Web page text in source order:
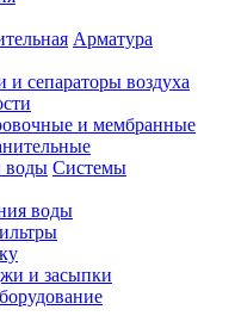
Арматура
и сепараторы воздуха
и мембранные
Системы
воды
и засыпки